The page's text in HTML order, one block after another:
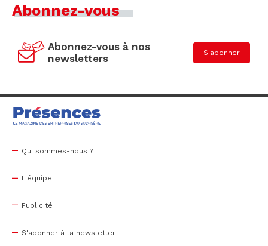
Abonnez-vous
Abonnez-vous à nos
newsletters
S'abonner
Qui sommes-nous ?
L'équipe
Publicité
S'abonner à la newsletter